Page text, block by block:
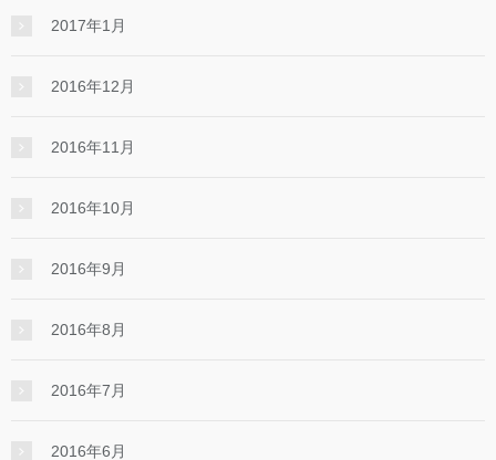
2017年1月
2016年12月
2016年11月
2016年10月
2016年9月
2016年8月
2016年7月
2016年6月